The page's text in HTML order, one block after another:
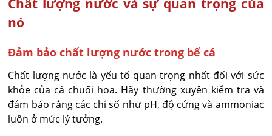
Chất lượng nước và sự quan trọng của
nó
Đảm bảo chất lượng nước trong bể cá
Chất lượng nước là yếu tố quan trọng nhất đối với sức
khỏe của cá chuối hoa. Hãy thường xuyên kiểm tra và
đảm bảo rằng các chỉ số như pH, độ cứng và ammoniac
luôn ở mức lý tưởng.